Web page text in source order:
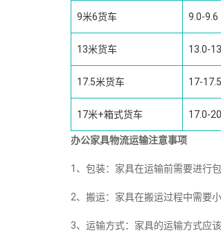
9米6货车 9.0-9.6
13米货车 13.0-
17.5米货车 17-17.5
17米+箱式货车 17.0-
办公家具物流运输注意事项
1、包装：家具在运输前需要进行
2、搬运：家具在搬运过程中需要
3、运输方式：家具的运输方式应